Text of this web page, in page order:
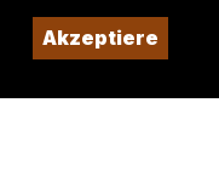
Akzeptiere